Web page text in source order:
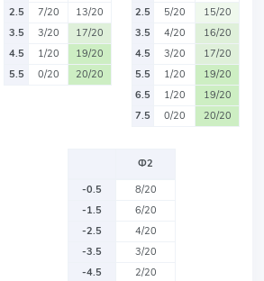
2.5
7/20
13/20
3.5
3/20
17/20
4.5
1/20
19/20
5.5
0/20 20/20
2.5
5/20
15/20
3.5
4/20
16/20
4.5
3/20
17/20
5.5
1/20
19/20
6.5
1/20
19/20
7.5
0/20 20/20
Ф2
-0.5
8/20
-1.5
6/20
-2.5
4/20
-3.5
3/20
-4.5
2/20